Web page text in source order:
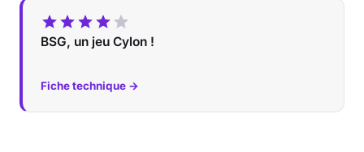
BSG, un jeu Cylon !
Fiche technique →